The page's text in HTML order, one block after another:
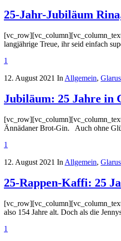
25-Jahr-Jubiläum
langjährige Treue, ihr seid einfach
1
12. August 2021 In Allgemein, Glarus
Jubiläum: 25 Jahre in
Ännädaner Brot-Gin. Auch ohne
1
12. August 2021 In Allgemein, Glarus
25-Rappen-Kaffi: 25
also 154 Jahre alt. Doch als die
1